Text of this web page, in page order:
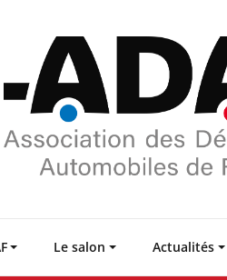
Le salon Actualités